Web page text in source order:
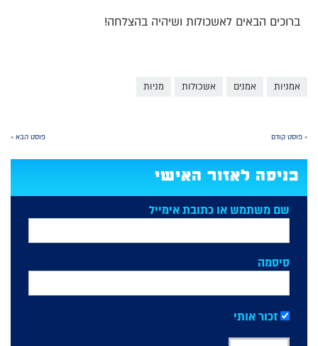
ברוכים הבאים לאשכולות ושיהיה בהצלחה!
אמניות אמנים אשכולות מניות
« פוסט קודם פוסט הבא »
כניסה לאזור האישי
שם משתמש או כתובת אימייל
סיסמה
זכור אותי